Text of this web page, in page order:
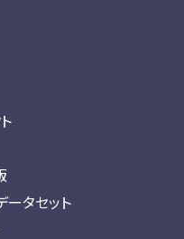
ータセット